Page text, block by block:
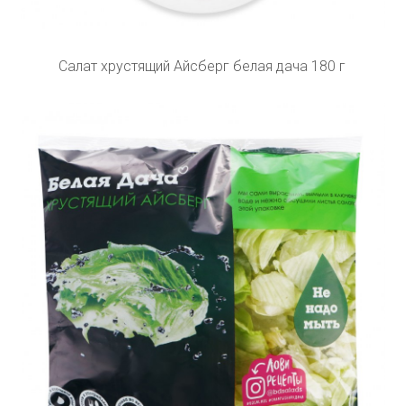
Салат хрустящий Айсберг белая дача 180 г